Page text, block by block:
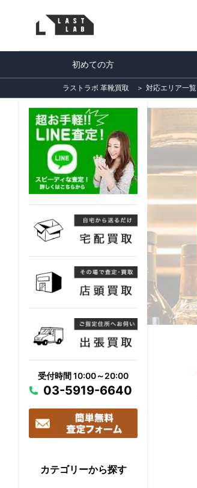
初めての方
ラストラボ 革靴買取 ＞ 対応エリア一覧
受付時間 10:00～20:00
03-5919-6640
カテゴリーから探す